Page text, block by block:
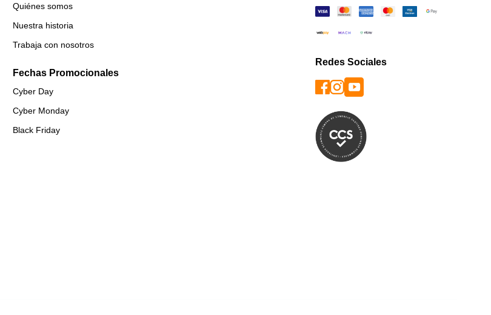
Quiénes somos
Nuestra historia
Trabaja con nosotros
Fechas Promocionales
Cyber Day
Cyber Monday
Black Friday
Redes Sociales